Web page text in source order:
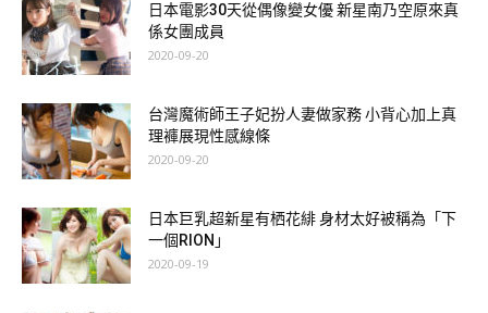
日本電影30天從偶像變女優 新星南乃空原來真
係女團成員
2020-09-20
台灣魔術師王子妃扮人妻做家務 小背心加上真
理褲展現性感線條
2020-09-20
日本巨乳超新星有栖花緋 身材太好被稱為「下
一個RION」
2020-09-19